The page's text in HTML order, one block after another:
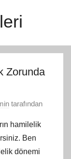
Zorunda
tarafından
hamilelik
Ben
dönemi